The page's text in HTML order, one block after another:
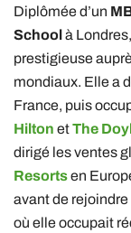
Diplômée d’un
Schoolà Londres,
prestigieuse
mondiaux. Elle a
France, puis
Hilton etThe
dirigé les ventes
Resortsen
avant de rejoindre
où elle occupait